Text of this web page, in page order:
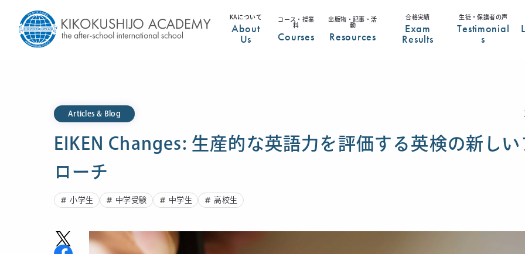
KAについて
About
Us
コース・授業
料
Courses
出版物・記事・活
動
Resources
合格実績
Exam
Results
生徒・保護者の声
Testimonial
s
Articles & Blog
EIKEN Changes: 生産的な英語力を評価する英検の新しい
ローチ
小学生 中学受験 中学生 高校生